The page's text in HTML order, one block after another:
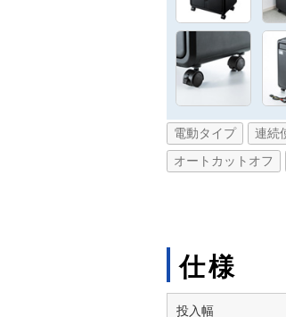
電動タイプ 連続
オートカットオフ
仕様
投入幅